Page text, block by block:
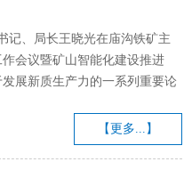
记、局长王晓光在庙沟铁矿主
会议暨矿山智能化建设推进
展新质生产力的一系列重要论
模式向事前预防转型，确保全
。 会议首先就国庆、中秋两节
【更多...】